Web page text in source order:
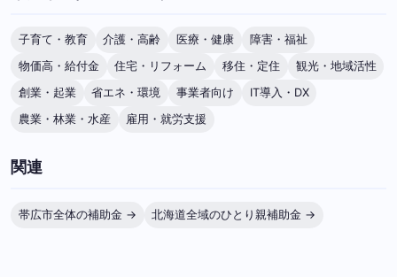
子育て・教育 介護・高齢 医療・健康
障害・福祉
物価高・給付金
住宅・リフォーム 移住・定住
観光・地域活性
創業・起業
省エネ・環境 事業者向け
IT導入・DX
農業・林業・水産
雇用・就労支援
関連
帯広市全体の補助金 → 北海道全域のひとり親補助金 →